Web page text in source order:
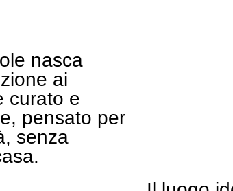
nasca
ai
curato e
pensato per
senza